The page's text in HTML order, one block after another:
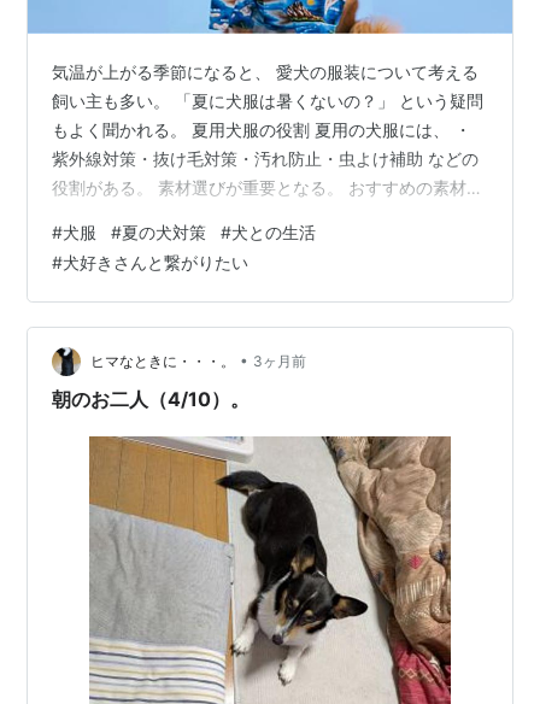
気温が上がる季節になると、 愛犬の服装について考える
飼い主も多い。 「夏に犬服は暑くないの？」 という疑問
もよく聞かれる。 夏用犬服の役割 夏用の犬服には、 ・
紫外線対策・抜け毛対策・汚れ防止・虫よけ補助 などの
役割がある。 素材選びが重要となる。 おすすめの素材
生地 が人気。 犬種や被毛の量に合わせて選びたい。 暑
さ対策が最優先 犬服を着せる場合でも、 ・日中の散歩を
避ける・こまめな水分補給・日陰で休憩する ことが大
切。 熱中症予防を優先したい。 犬が快適か確認する 服
を嫌がる場合や、 呼吸が荒くなる場合は無理をしない。
個体差を考慮する…
#犬服 #夏の犬対策 #犬との生活
#犬好きさんと繋がりたい
ヒマなときに・・・。 • 3ヶ月前
朝のお二人（4/10）。